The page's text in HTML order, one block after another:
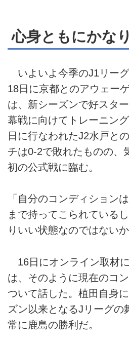
心身ともにかな
いよいよ今季のJ1リー
18日に京都とのアウェー
は、新シーズンで好スタ
幕戦に向けてトレーニン
日に行なわれたJ2水戸と
チは0-2で敗れたものの、
初の公式戦に臨む。
「自分のコンディション
まで持ってこられている
りいい状態なのではない
16日にオンライン取材
は、そのように現在のコ
ついて話した。植田自身
ズン以来となるJリーグの
常に鹿島の勝利だ。